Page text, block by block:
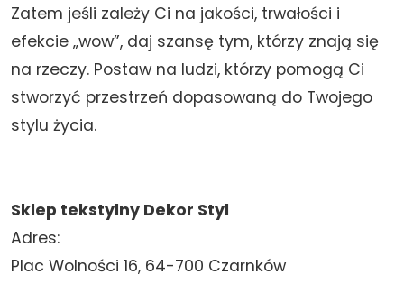
Zatem jeśli zależy Ci na jakości, trwałości i
efekcie „wow”, daj szansę tym, którzy znają się
na rzeczy. Postaw na ludzi, którzy pomogą Ci
stworzyć przestrzeń dopasowaną do Twojego
stylu życia.
Sklep tekstylny Dekor Styl
Adres:
Plac Wolności 16, 64-700 Czarnków